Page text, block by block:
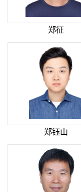
郑征
郑钰山